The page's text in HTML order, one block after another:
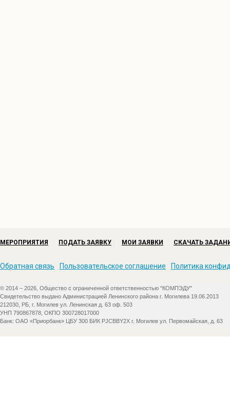
МЕРОПРИЯТИЯ ПОДАТЬ ЗАЯВКУ МОИ ЗАЯВКИ СКАЧАТЬ
Обратная связь Пользовательское соглашение Политика
© 2014 – 2026, Общество с ограниченной ответственностью "КОМПЭДУ"
Свидетельство выдано Администрацией Ленинского района г. Могилева 19.06.2013
212030, РБ, г. Могилев ул. Ленинская д. 63 оф. 503
УНП 790867878, ОКПО 300728017000
Банк: ОАО «Приорбанк» ЦБУ 300 БИК PJCBBY2X г. Могилев ул. Первомайская, д. 63